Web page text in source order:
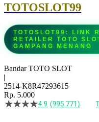
TOTOSLOT99
TOTOSLOT99: LINK
RETAILER TOTO
GAMPANG MENANG
Bandar TOTO SLOT
|
2514-K8R47293615
Rp. 5.000
4.5
4.9 (995.771)